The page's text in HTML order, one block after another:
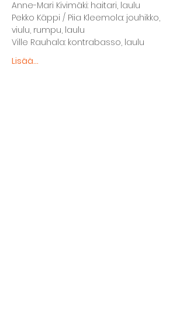
Pekko Käppi / Piia Kleemola: jouhikko,
Lisää...